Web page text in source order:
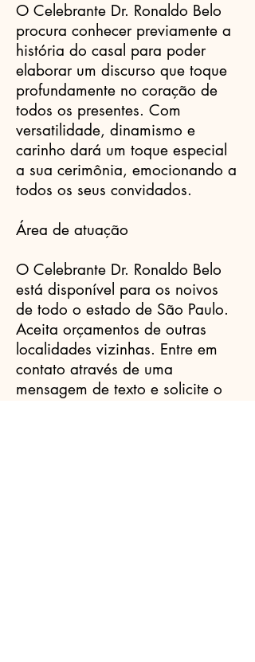
O Celebrante Dr. Ronaldo Belo
procura conhecer previamente a
história do casal para poder
elaborar um discurso que toque
profundamente no coração de
todos os presentes. Com
versatilidade, dinamismo e
carinho dará um toque especial
a sua cerimônia, emocionando a
todos os seus convidados.
Área de atuação
O Celebrante Dr. Ronaldo Belo
está disponível para os noivos
de todo o estado de São Paulo.
Aceita orçamentos de outras
localidades vizinhas. Entre em
contato através de uma
mensagem de texto e solicite o